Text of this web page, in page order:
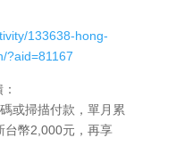
133638-hong-
?aid=81167
或掃描付款，單月累
台幣2,000元，再享